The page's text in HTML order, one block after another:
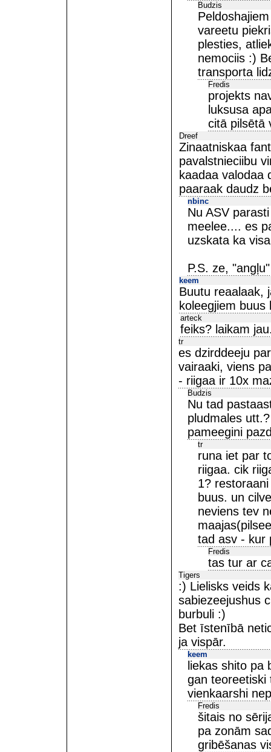
Budzis
vareetu
plesties,
nemociis :)
transporta
Fredis
projekts
luksusa
citā pilsētā
Dreef
Zinaatniskaa
pavalstnieciibu
kaadaa valodaa
paaraak daudz
nbinc
Nu ASV
meelee.... es
uzskata ka
P.S. ze,
keem
Buutu reaalaak,
koleegjiem buus
arteck
feiks? laikam
tr
es dzirddeeju
vairaaki, viens
- riigaa ir 10x
Budzis
Nu tad
pludmales
pameegini
tr
runa iet par
riigaa. cik
1?
buus. un
neviens tev
tad asv - kur
Fredis
tas tur ar
Tigers
:) Lielisks veids
sabiezeejushus
burbuli :)
Bet īstenībā
ja vispār.
keem
liekas shito pa
gan teoreetiski
vienkaarshi
Fredis
šitais no
pa zonām
gribēšanas